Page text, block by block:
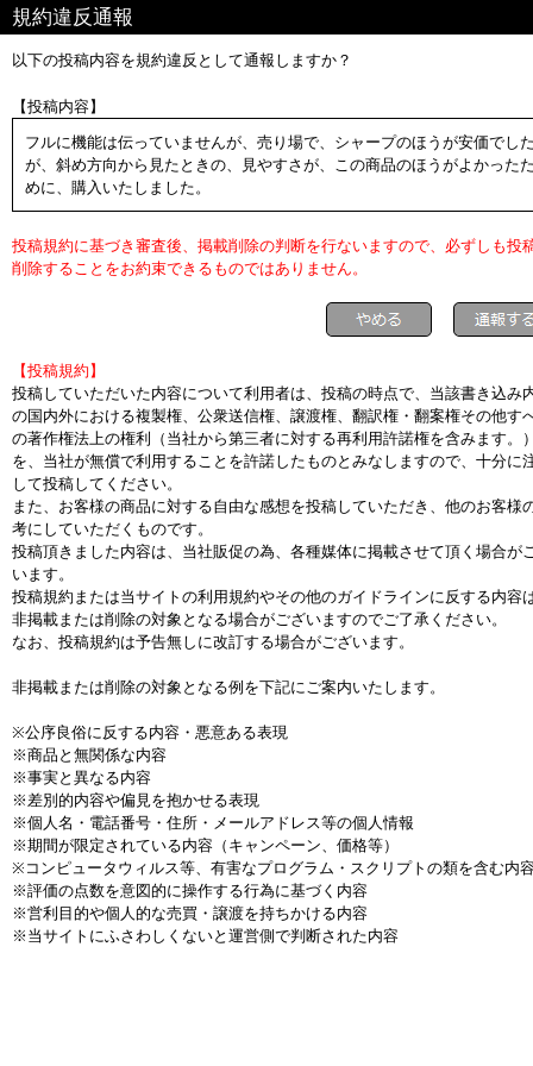
規約違反通報
以下の投稿内容を規約違反として通報しますか？
【投稿内容】
フルに機能は伝っていませんが、売り場で、シャープのほうが安価でし
が、斜め方向から見たときの、見やすさが、この商品のほうがよかった
めに、購入いたしました。
投稿規約に基づき審査後、掲載削除の判断を行ないますので、必ずしも投
削除することをお約束できるものではありません。
【投稿規約】
投稿していただいた内容について利用者は、投稿の時点で、当該書き込み
の国内外における複製権、公衆送信権、譲渡権、翻訳権・翻案権その他す
の著作権法上の権利（当社から第三者に対する再利用許諾権を含みます。
を、当社が無償で利用することを許諾したものとみなしますので、十分に
して投稿してください。
また、お客様の商品に対する自由な感想を投稿していただき、他のお客様
考にしていただくものです。
投稿頂きました内容は、当社販促の為、各種媒体に掲載させて頂く場合が
います。
投稿規約または当サイトの利用規約やその他のガイドラインに反する内容
非掲載または削除の対象となる場合がございますのでご了承ください。
なお、投稿規約は予告無しに改訂する場合がございます。
非掲載または削除の対象となる例を下記にご案内いたします。
※公序良俗に反する内容・悪意ある表現
※商品と無関係な内容
※事実と異なる内容
※差別的内容や偏見を抱かせる表現
※個人名・電話番号・住所・メールアドレス等の個人情報
※期間が限定されている内容（キャンペーン、価格等）
※コンピュータウィルス等、有害なプログラム・スクリプトの類を含む内
※評価の点数を意図的に操作する行為に基づく内容
※営利目的や個人的な売買・譲渡を持ちかける内容
※当サイトにふさわしくないと運営側で判断された内容